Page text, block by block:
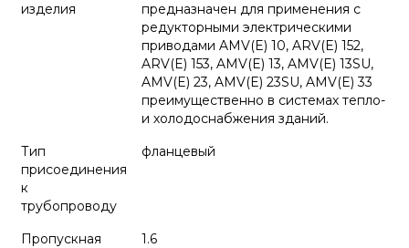
изделия
предназначен для применения с
редукторными электрическими
приводами AMV(E) 10, ARV(E) 152,
ARV(E) 153, AMV(E) 13, AMV(E) 13SU,
AMV(E) 23, AMV(E) 23SU, AMV(E) 33
преимущественно в системах тепло-
и холодоснабжения зданий.
Тип
присоединения
к
трубопроводу
фланцевый
Пропускная
1.6